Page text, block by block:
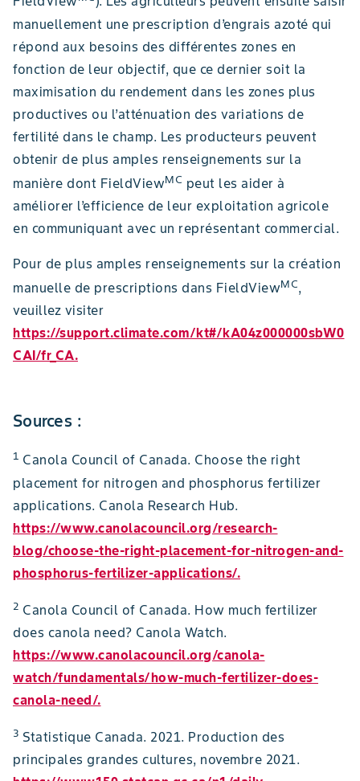
manuellement une prescription d’engrais azoté qui
répond aux besoins des différentes zones en
fonction de leur objectif, que ce dernier soit la
maximisation du rendement dans les zones plus
productives ou l’atténuation des variations de
fertilité dans le champ. Les producteurs peuvent
obtenir de plus amples renseignements sur la
manière dont FieldViewMC peut les aider à
améliorer l’efficience de leur exploitation agricole
en communiquant avec un représentant commercial.
Pour de plus amples renseignements sur la création
manuelle de prescriptions dans FieldViewMC,
veuillez visiter
https://support.climate.com/kt#/kA04z000000sbW0
CAI/fr_CA.
Sources :
1 Canola Council of Canada. Choose the right
placement for nitrogen and phosphorus fertilizer
applications. Canola Research Hub.
https://www.canolacouncil.org/research-
blog/choose-the-right-placement-for-nitrogen-and-
phosphorus-fertilizer-applications/.
2 Canola Council of Canada. How much fertilizer
does canola need? Canola Watch.
https://www.canolacouncil.org/canola-
watch/fundamentals/how-much-fertilizer-does-
canola-need/.
3 Statistique Canada. 2021. Production des
principales grandes cultures, novembre 2021.